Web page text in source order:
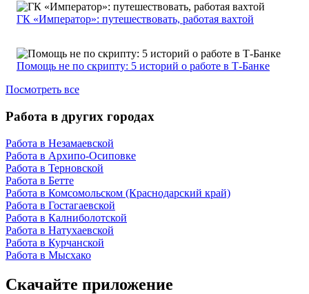
ГК «Император»: путешествовать, работая вахтой
Помощь не по скрипту: 5 историй о работе в Т-Банке
Посмотреть все
Работа в других городах
Работа в Незамаевской
Работа в Архипо-Осиповке
Работа в Терновской
Работа в Бетте
Работа в Комсомольском (Краснодарский край)
Работа в Гостагаевской
Работа в Калниболотской
Работа в Натухаевской
Работа в Курчанской
Работа в Мысхако
Скачайте приложение